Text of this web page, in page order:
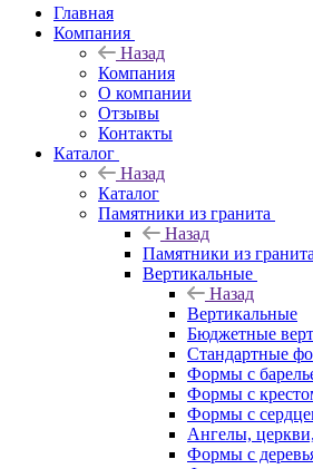
Главная
Компания
Назад
Компания
О компании
Отзывы
Контакты
Каталог
Назад
Каталог
Памятники из гранита
Назад
Памятники из гранита
Вертикальные
Назад
Вертикальные
Бюджетные
Стандартные
Формы с
Формы с
Формы с
Ангелы,
Формы с